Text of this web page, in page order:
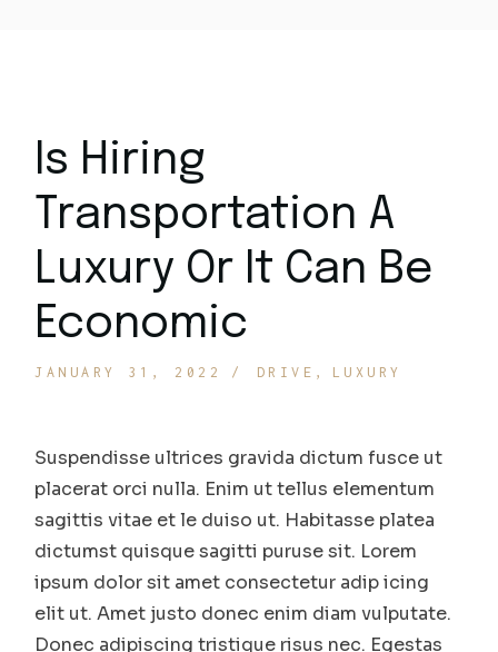
Is Hiring
Transportation A
Luxury Or It Can Be
Economic
JANUARY 31, 2022 DRIVE LUXURY
Suspendisse ultrices gravida dictum fusce ut
placerat orci nulla. Enim ut tellus elementum
sagittis vitae et le duiso ut. Habitasse platea
dictumst quisque sagitti puruse sit. Lorem
ipsum dolor sit amet consectetur adip icing
elit ut. Amet justo donec enim diam vulputate.
Donec adipiscing tristique risus nec. Egestas